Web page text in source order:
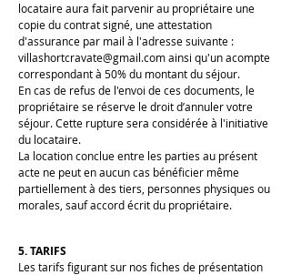
locataire aura fait parvenir au propriétaire une
copie du contrat signé, une attestation
d'assurance par mail à l'adresse suivante :
villashortcravate@gmail.comainsi qu'un acompte
correspondant à 50% du montant du séjour.
En cas de refus de l'envoi de ces documents, le
propriétaire se réserve le droit d’annuler votre
séjour. Cette rupture sera considérée à l'initiative
du locataire.
La location conclue entre les parties au présent
acte ne peut en aucun cas bénéficier même
partiellement à des tiers, personnes physiques ou
morales, sauf accord écrit du propriétaire.
5. TARIFS
Les tarifs figurant sur nos fiches de présentation